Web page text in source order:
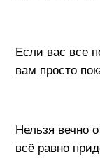
Если вас все
вам просто
Нельзя вечно
всё равно